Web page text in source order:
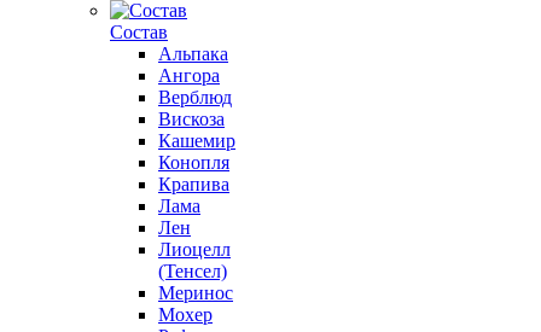
Состав
Альпака
Ангора
Верблюд
Вискоза
Кашемир
Конопля
Крапива
Лама
Лен
Лиоцелл
(Тенсел)
Меринос
Мохер